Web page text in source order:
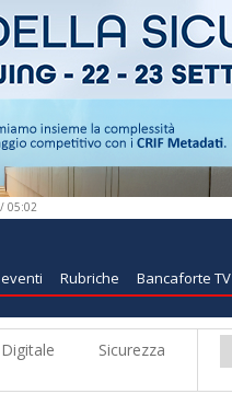
05:02
Rubriche Bancaforte TV
Sicurezza